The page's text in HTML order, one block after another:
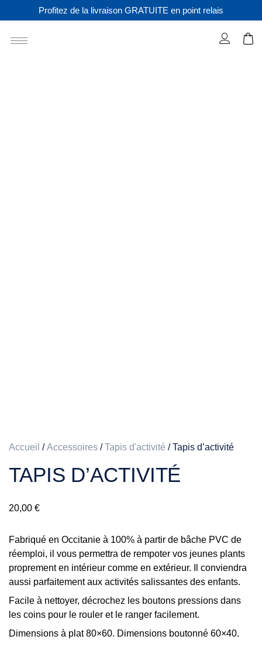
Profitez de la livraison GRATUITE en point relais
Accueil /Accessoires /Tapis d'activité / Tapis d’activité
TAPIS D’ACTIVITÉ
20,00 €
Fabriqué en Occitanie à 100% à partir de bâche PVC de
réemploi, il vous permettra de rempoter vos jeunes plants
proprement en intérieur comme en extérieur. Il conviendra
aussi parfaitement aux activités salissantes des enfants.
Facile à nettoyer, décrochez les boutons pressions dans
les coins pour le rouler et le ranger facilement.
Dimensions à plat 80×60. Dimensions boutonné 60×40.